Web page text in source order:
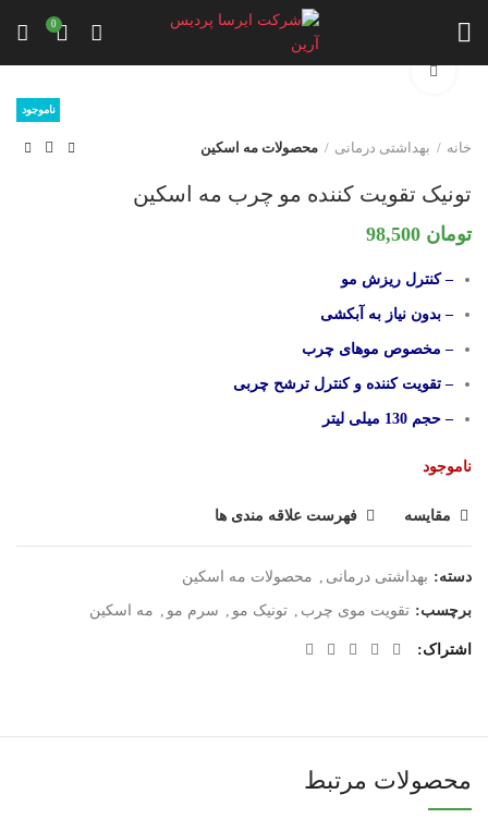
0
ناموجود
خانه بهداشتی درمانی محصولات مه اسکین
تونیک تقویت کننده مو چرب مه اسکین
تومان
– کنترل ریزش مو
– بدون نیاز به آبکشی
– مخصوص موهای چرب
– تقویت کننده و کنترل ترشح چربی
– حجم 130 میلی لیتر
ناموجود
مقایسه فهرست علاقه مندی ها
دسته: بهداشتی درمانی , محصولات مه اسکین
برچسب: تقویت موی چرب , تونیک مو , سرم مو , مه اسکین
اشتراک
محصولات مرتبط